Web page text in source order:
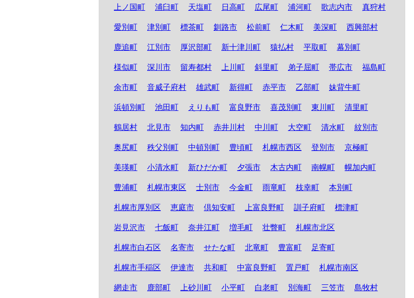
上ノ国町 浦臼町 天塩町 日高町 広尾町 浦河町 歌志内市 真狩村
愛別町 津別町 標茶町 釧路市 松前町 仁木町 美深町 西興部村
鹿追町 江別市 厚沢部町 新十津川町 猿払村 平取町 幕別町
様似町 深川市 留寿都村 上川町 斜里町 弟子屈町 帯広市 福島町
余市町 音威子府村 雄武町 新得町 赤平市 乙部町 妹背牛町
浜頓別町 池田町 えりも町 富良野市 喜茂別町 東川町 清里町
鶴居村 北見市 知内町 赤井川村 中川町 大空町 清水町 紋別市
奥尻町 秩父別町 中頓別町 豊頃町 札幌市西区 登別市 京極町
美瑛町 小清水町 新ひだか町 夕張市 木古内町 南幌町 幌加内町
豊浦町 札幌市東区 士別市 今金町 雨竜町 枝幸町 本別町
札幌市厚別区 恵庭市 倶知安町 上富良野町 訓子府町 標津町
岩見沢市 七飯町 奈井江町 増毛町 壮瞥町 札幌市北区
札幌市白石区 名寄市 せたな町 北竜町 豊富町 足寄町
札幌市手稲区 伊達市 共和町 中富良野町 置戸町 札幌市南区
網走市 鹿部町 上砂川町 小平町 白老町 別海町 三笠市 島牧村